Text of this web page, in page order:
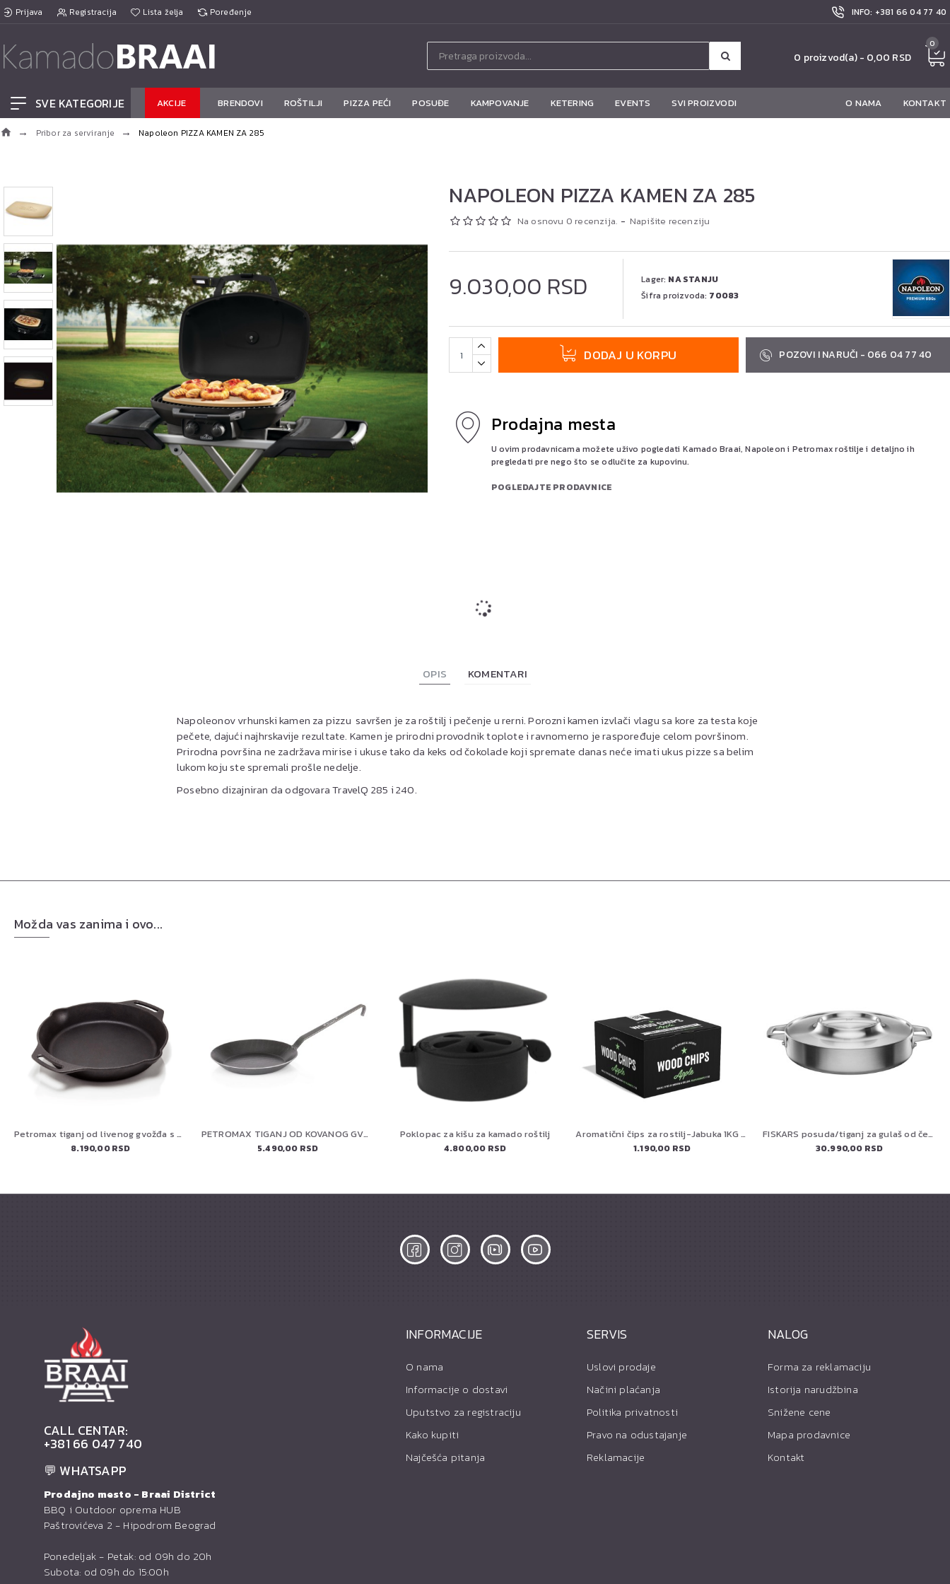
Prijava Registracija Lista želja Poređenje INFO: +381 66 04 77 40
0 proizvod(a) - 0,00 RSD
0
SVE KATEGORIJE AKCIJE BRENDOVI ROŠTILJI PIZZA PEĆI POSUĐE KAMPOVANJE KETERING EVENTS SVI PROIZVODI O NAMA KONTAKT
Pribor za serviranje Napoleon PIZZA KAMEN ZA 285
NAPOLEON PIZZA KAMEN ZA 285
Na osnovu 0 recenzija. - Napišite recenziju
9.030,00 RSD Lager: NA STANJU
Šifra proizvoda: 70083
DODAJ U KORPU POZOVI I NARUČI - 066 04 77 40
Prodajna mesta
U ovim prodavnicama možete uživo pogledati Kamado Braai, Napoleon i Petromax roštilje i detaljno ih
pregledati pre nego što se odlučite za kupovinu.
POGLEDAJTE PRODAVNICE
OPIS KOMENTARI
Napoleonov vrhunski kamen za pizzu savršen je za roštilj i pečenje u rerni. Porozni kamen izvlači vlagu sa kore za testa koje
pečete, dajući najhrskavije rezultate. Kamen je prirodni provodnik toplote i ravnomerno je raspoređuje celom površinom.
Prirodna površina ne zadržava mirise i ukuse tako da keks od čokolade koji spremate danas neće imati ukus pizze sa belim
lukom koju ste spremali prošle nedelje.
Posebno dizajniran da odgovara TravelQ 285 i 240.
Možda vas zanima i ovo...
Petromax tiganj od livenog gvožđa s dve ručke FP 30 h-t
8.190,00 RSD
PETROMAX TIGANJ OD KOVANOG GVOŽDJA SP20
5.490,00 RSD
Poklopac za kišu za kamado roštilj
4.800,00 RSD
Aromatični čips za rostilj-Jabuka 1KG HOLY SMOKE BBQ
1.190,00 RSD
FISKARS posuda/tiganj za gulaš od čelika 28cm (1067635)
30.990,00 RSD
CALL CENTAR:
+381 66 047 740
💬 WHATSAPP
Prodajno mesto - Braai District
BBQ i Outdoor oprema HUB
Paštrovićeva 2 - Hipodrom Beograd
Ponedeljak - Petak: od 09h do 20h
Subota: od 09h do 15:00h
INFORMACIJE
O nama
Informacije o dostavi
Uputstvo za registraciju
Kako kupiti
Najčešća pitanja
SERVIS
Uslovi prodaje
Načini plaćanja
Politika privatnosti
Pravo na odustajanje
Reklamacije
NALOG
Forma za reklamaciju
Istorija narudžbina
Snižene cene
Mapa prodavnice
Kontakt